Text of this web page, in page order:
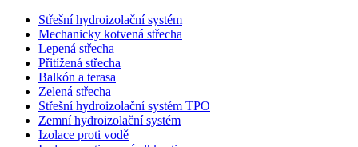
Střešní hydroizolační systém
Mechanicky kotvená střecha
Lepená střecha
Přitížená střecha
Balkón a terasa
Zelená střecha
Střešní hydroizolační systém TPO
Zemní hydroizolační systém
Izolace proti vodě